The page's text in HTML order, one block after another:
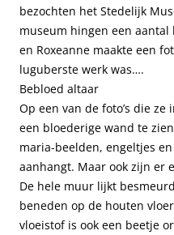
bezochten het Stedelijk
museum hingen een
en Roxeanne maakte een
luguberste werk was….
Bebloed altaar
Op een van de foto’s die
een bloederige wand te
maria-beelden, engeltjes
aanhangt. Maar ook zijn er
De hele muur lijkt
beneden op de houten
vloeistof is ook een beetje